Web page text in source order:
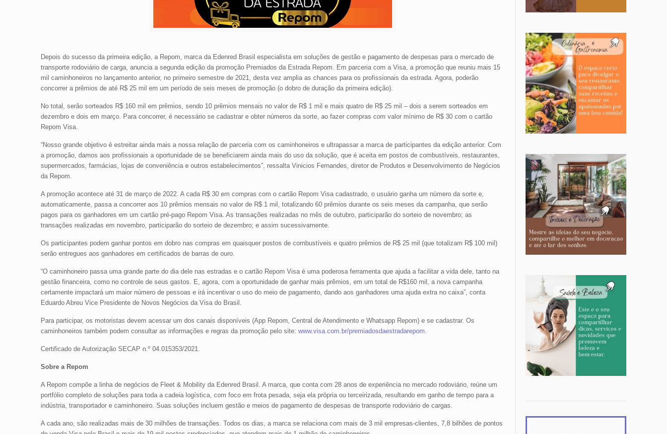
Depois do sucesso da primeira edição, a Repom, marca da Edenred Brasil especialista em soluções de gestão e pagamento de despesas para o mercado de
transporte rodoviário de carga, anuncia a segunda edição da promoção Premiados da Estrada Repom. Em parceria com a Visa, a promoção que reuniu mais 15
mil caminhoneiros no lançamento anterior, no primeiro semestre de 2021, desta vez amplia as chances para os profissionais da estrada. Agora, poderão
concorrer a prêmios de até R$ 25 mil em um período de seis meses de promoção (o dobro de duração da primeira edição).
No total, serão sorteados R$ 160 mil em prêmios, sendo 10 prêmios mensais no valor de R$ 1 mil e mais quatro de R$ 25 mil – dois a serem sorteados em
dezembro e dois em março. Para concorrer, é necessário se cadastrar e obter números da sorte, ao fazer compras com valor mínimo de R$ 30 com o cartão
Repom Visa.
“Nosso grande objetivo é estreitar ainda mais a nossa relação de parceria com os caminhoneiros e ultrapassar a marca de participantes da edição anterior. Com
a promoção, damos aos profissionais a oportunidade de se beneficiarem ainda mais do uso da solução, que é aceita em postos de combustíveis, restaurantes,
supermercados, farmácias, lojas de conveniência e outros estabelecimentos”, ressalta Vinicios Fernandes, diretor de Produtos e Desenvolvimento de Negócios
da Repom.
A promoção acontece até 31 de março de 2022. A cada R$ 30 em compras com o cartão Repom Visa cadastrado, o usuário ganha um número da sorte e,
automaticamente, passa a concorrer aos 10 prêmios mensais no valor de R$ 1 mil, totalizando 60 prêmios durante os seis meses da campanha, que serão
pagos para os ganhadores em um cartão pré-pago Repom Visa. As transações realizadas no mês de outubro, participarão do sorteio de novembro; as
transações realizadas em novembro, participarão do sorteio de dezembro; e assim sucessivamente.
Os participantes podem ganhar pontos em dobro nas compras em quaisquer postos de combustíveis e quatro prêmios de R$ 25 mil (que totalizam R$ 100 mil)
serão entregues aos ganhadores em certificados de barras de ouro.
“O caminhoneiro passa uma grande parte do dia dele nas estradas e o cartão Repom Visa é uma poderosa ferramenta que ajuda a facilitar a vida dele, tanto na
gestão financeira, como no controle de seus gastos. E, agora, com a oportunidade de ganhar mais prêmios, em um total de R$160 mil, a nova campanha
certamente impactará um maior número de pessoas e irá incentivar o uso do meio de pagamento, dando aos ganhadores uma ajuda extra no caixa”, conta
Eduardo Abreu Vice Presidente de Novos Negócios da Visa do Brasil.
Para participar, os motoristas devem acessar um dos canais disponíveis (App Repom, Central de Atendimento e Whatsapp Repom) e se cadastrar. Os
caminhoneiros também podem consultar as informações e regras da promoção pelo site: www.visa.com.br/premiadosdaestradarepom.
Certificado de Autorização SECAP n.º 04.015353/2021.
Sobre a Repom
A Repom compõe a linha de negócios de Fleet & Mobility da Edenred Brasil. A marca, que conta com 28 anos de experiência no mercado rodoviário, reúne um
portfólio completo de soluções para toda a cadeia logística, com foco em frota pesada, seja ela própria ou terceirizada, resultando em ganho de tempo para a
indústria, transportador e caminhoneiro. Suas soluções incluem gestão e meios de pagamento de despesas de transporte rodoviário de cargas.
A cada ano, são realizadas mais de 30 milhões de transações. Todos os dias, a marca se relaciona com mais de 3 mil empresas-clientes, 7,8 bilhões de pontos